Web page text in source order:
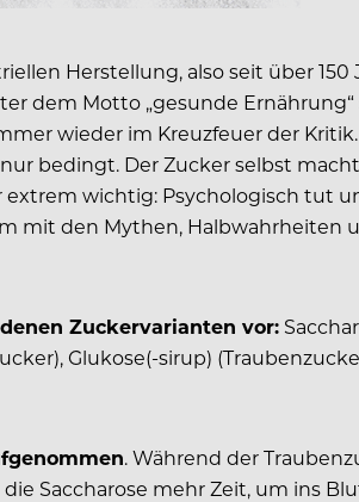
Herstellung, also seit über
dem Motto „gesunde
wieder im Kreuzfeuer der
bedingt. Der Zucker selbst
wichtig: Psychologisch tut
mit den Mythen, Halbwahrheiten
Zuckervarianten vor:
Glukose(-sirup)
. Während der
Saccharose mehr Zeit, um ins